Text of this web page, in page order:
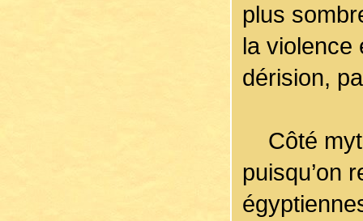
plus
la violence
dérision,
Côté
puisqu’on